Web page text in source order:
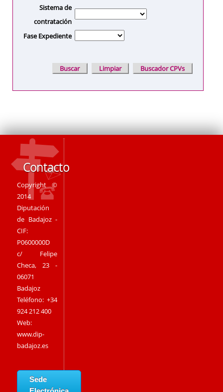
Sistema de
contratación
Fase Expediente
Contacto
Copyright ©
2014
Diputación
de Badajoz -
CIF:
P0600000D
c/ Felipe
Checa, 23 -
06071
Badajoz
Teléfono: +34
924 212 400
Web:
www.dip-
badajoz.es
Sede